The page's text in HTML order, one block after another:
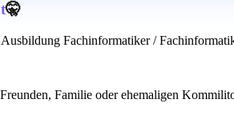
🤫
Fachinformatiker /
Familie oder ehemaligen